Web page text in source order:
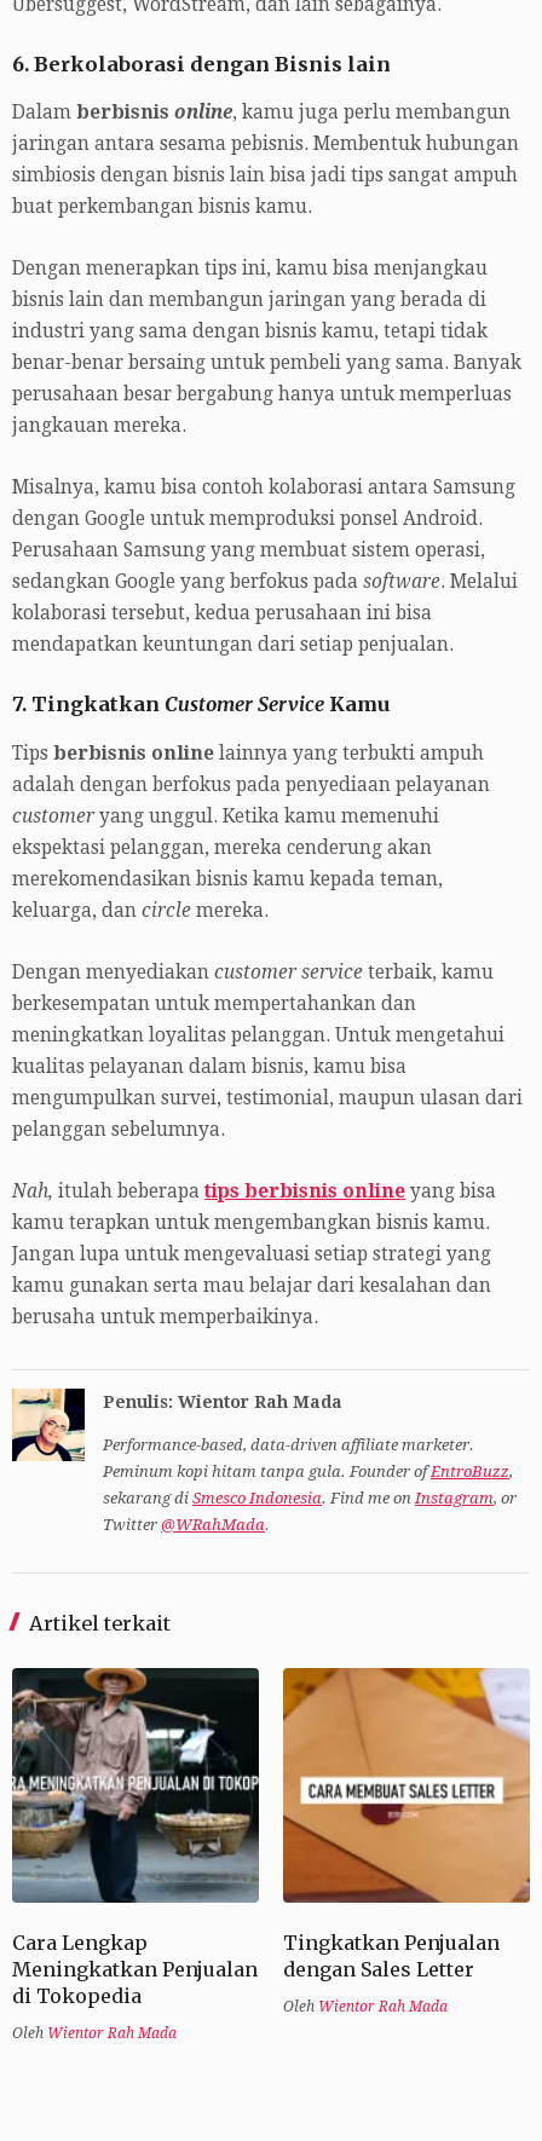
Ubersuggest, WordStream, dan lain sebagainya.
6. Berkolaborasi dengan Bisnis lain
Dalam berbisnis online, kamu juga perlu membangun
jaringan antara sesama pebisnis. Membentuk hubungan
simbiosis dengan bisnis lain bisa jadi tips sangat ampuh
buat perkembangan bisnis kamu.
Dengan menerapkan tips ini, kamu bisa menjangkau
bisnis lain dan membangun jaringan yang berada di
industri yang sama dengan bisnis kamu, tetapi tidak
benar-benar bersaing untuk pembeli yang sama. Banyak
perusahaan besar bergabung hanya untuk memperluas
jangkauan mereka.
Misalnya, kamu bisa contoh kolaborasi antara Samsung
dengan Google untuk memproduksi ponsel Android.
Perusahaan Samsung yang membuat sistem operasi,
sedangkan Google yang berfokus pada software. Melalui
kolaborasi tersebut, kedua perusahaan ini bisa
mendapatkan keuntungan dari setiap penjualan.
7. Tingkatkan Customer Service Kamu
Tips berbisnis online lainnya yang terbukti ampuh
adalah dengan berfokus pada penyediaan pelayanan
customeryang unggul. Ketika kamu memenuhi
ekspektasi pelanggan, mereka cenderung akan
merekomendasikan bisnis kamu kepada teman,
keluarga, dan circle mereka.
Dengan menyediakan customer service terbaik, kamu
berkesempatan untuk mempertahankan dan
meningkatkan loyalitas pelanggan. Untuk mengetahui
kualitas pelayanan dalam bisnis, kamu bisa
mengumpulkan survei, testimonial, maupun ulasan dari
pelanggan sebelumnya.
Nah, itulah beberapatips berbisnis online yang bisa
kamu terapkan untuk mengembangkan bisnis kamu.
Jangan lupa untuk mengevaluasi setiap strategi yang
kamu gunakan serta mau belajar dari kesalahan dan
berusaha untuk memperbaikinya.
Penulis: Wientor Rah Mada
Performance-based, data-driven affiliate marketer.
Peminum kopi hitam tanpa gula. Founder ofEntroBuzz,
sekarang di Smesco Indonesia. Find me on Instagram, or
Twitter @WRahMada.
Artikel terkait
Cara Lengkap
Meningkatkan Penjualan
di Tokopedia
Oleh Wientor Rah Mada
Tingkatkan Penjualan
dengan Sales Letter
Oleh Wientor Rah Mada